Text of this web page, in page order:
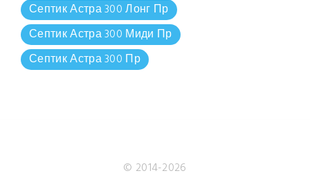
Септик Астра 300 Лонг Пр
Септик Астра 300 Миди Пр
Септик Астра 300 Пр
© 2014-2026